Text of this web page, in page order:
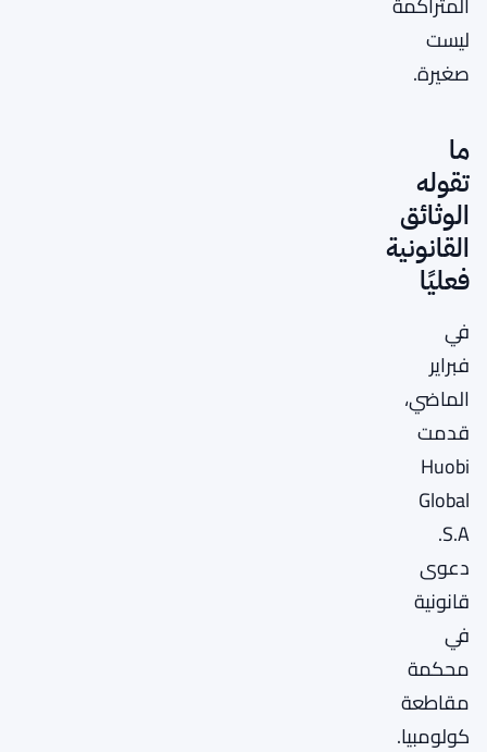
ليست
صغيرة.
ما
تقوله
الوثائق
القانونية
فعليًا
في
فبراير
الماضي،
قدمت
Huobi
Global
S.A.
دعوى
قانونية
في
محكمة
مقاطعة
كولومبيا.